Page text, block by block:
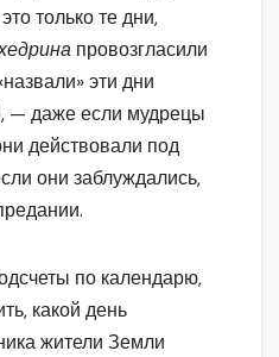
только те дни,
провозгласили
эти дни
— даже если мудрецы
действовали под
они заблуждались,
по календарю,
какой день
жители Земли